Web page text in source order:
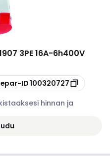
3PE 16A-6h400V
ID100320727
hinnan ja